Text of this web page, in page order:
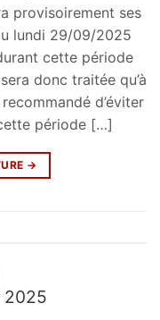
provisoirement ses
lundi 29/09/2025
cette période
donc traitée qu’à
d’éviter
période […]
→
2025